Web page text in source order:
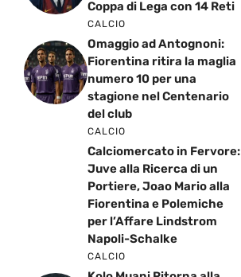
Coppa di Lega con 14 Reti
CALCIO
Omaggio ad Antognoni:
Fiorentina ritira la maglia
numero 10 per una
stagione nel Centenario
del club
CALCIO
Calciomercato in Fervore:
Juve alla Ricerca di un
Portiere, Joao Mario alla
Fiorentina e Polemiche
per l’Affare Lindstrom
Napoli-Schalke
CALCIO